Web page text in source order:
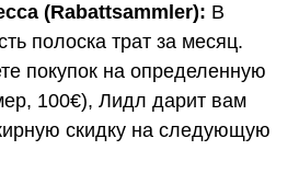
(Rabattsammler): В
полоска трат за месяц.
покупок на определенную
100€), Лидл дарит вам
скидку на следующую